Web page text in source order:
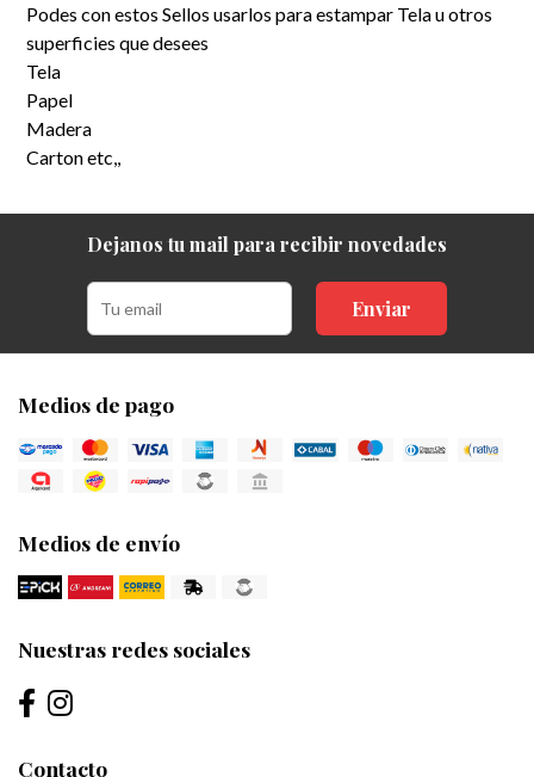
Podes con estos Sellos usarlos para estampar Tela u otros
superficies que desees
Tela
Papel
Madera
Carton etc,,
Dejanos tu mail para recibir novedades
Enviar
Medios de pago
Medios de envío
Nuestras redes sociales
Contacto